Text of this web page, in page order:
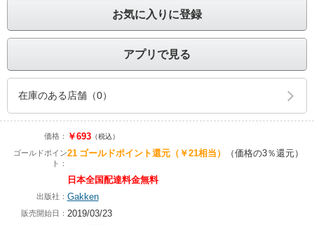
お気に入りに登録
アプリで見る
在庫のある店舗（0）
価格： ￥693（税込）
ゴールドポイン
ト：
21 ゴールドポイント還元（￥21相当） （価格の3％還元）
日本全国配達料金無料
出版社： Gakken
販売開始日： 2019/03/23